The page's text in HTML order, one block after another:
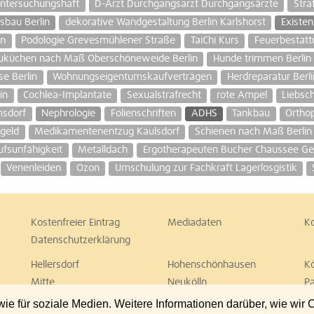
für soziale Medien. Weitere Informationen darüber, wie wir
D-Arzt Durchgangsarzt Durchgangsärzte
Berlin dekorative Wandgestaltung Berlin Karlshorst
Podologie Grevesmühlener Straße TaiChi Kurs
nach Maß Oberschöneweide Berlin Hunde trimmen Berlin
Berlin Wohnungseigentumskaufverträgen Herdreparatur
Cochlea-Implantate Sexualstrafrecht rote Ampel
Nephrologie Folienschriften ADHS Tankbau
Medikamentenentzug Kaulsdorf Schienen nach Maß Berlin
Metalldach Ergotherapeuten Bucher Chaussee
Venenleiden Ozon Umschulung zur Fachkraft Lagerlosgistik
Kostenfreier Eintrag Mediadaten
Datenschutzerklärung
Hellersdorf Hohenschönhausen
Mitte Neukölln
Spandau Steglitz